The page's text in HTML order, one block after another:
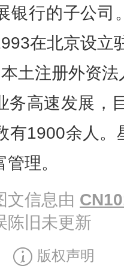
银行的子公司
在北京设立
土注册外资
务高速发展，
有1900余人。
理。
文信息由
陈旧未更新
版权声明